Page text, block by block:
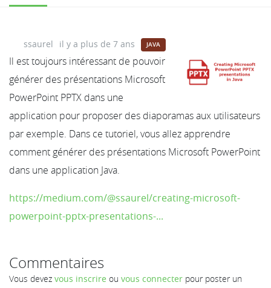
ssaurel il y a plus de 7 ans JAVA
Il est toujours intéressant de pouvoir
générer des présentations Microsoft
PowerPoint PPTX dans une
application pour proposer des diaporamas aux utilisateurs
par exemple. Dans ce tutoriel, vous allez apprendre
comment générer des présentations Microsoft PowerPoint
dans une application Java.
https://medium.com/@ssaurel/creating-microsoft-
powerpoint-pptx-presentations-...
Commentaires
Vous devez vous inscrire ou vous connecter pour poster un